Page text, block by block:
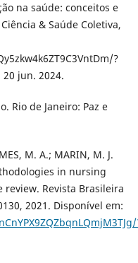
na saúde: conceitos e
& Saúde Coletiva,
?
jun. 2024.
Rio de Janeiro: Paz e
M. A.; MARIN, M. J.
in nursing
Revista Brasileira
2021. Disponível em: